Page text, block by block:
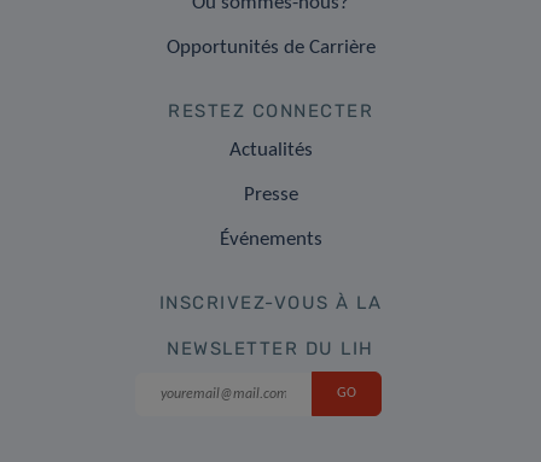
Opportunités de Carrière
RESTEZ CONNECTER
Actualités
Presse
Événements
INSCRIVEZ-VOUS À LA
NEWSLETTER DU LIH